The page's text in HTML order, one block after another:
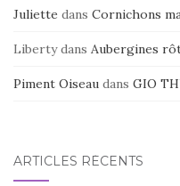
Juliette dans Cornichons
Libertydans Aubergines
Piment Oiseau dans GIO
ARTICLES RÉCENTS